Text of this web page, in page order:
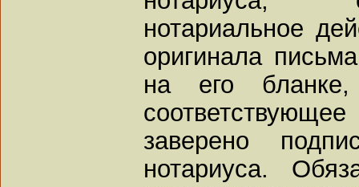
нотариальное
оригинала
на его
заверено
нотариуса.